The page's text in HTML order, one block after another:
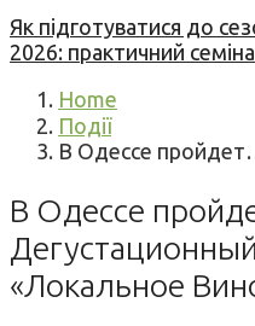
Як підготуватися до
2026: практичний
Home
Події
В Одессе
В Одессе
«Локальное